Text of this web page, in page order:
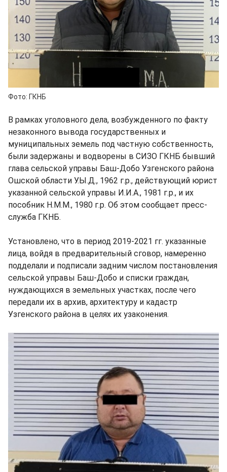
Фото: ГКНБ
В рамках уголовного дела, возбужденного по факту
незаконного вывода государственных и
муниципальных земель под частную собственность,
были задержаны и водворены в СИЗО ГКНБ бывший
глава сельской управы Баш-Добо Узгенского района
Ошской области У.Ы.Д., 1962 г.р., действующий юрист
указанной сельской управы И.И.А., 1981 г.р., и их
пособник Н.М.М., 1980 г.р. Об этом сообщает пресс-
служба ГКНБ.
Установлено, что в период 2019-2021 гг. указанные
лица, войдя в предварительный сговор, намеренно
подделали и подписали задним числом постановления
сельской управы Баш-Добо и списки граждан,
нуждающихся в земельных участках, после чего
передали их в архив, архитектуру и кадастр
Узгенского района в целях их узаконения.